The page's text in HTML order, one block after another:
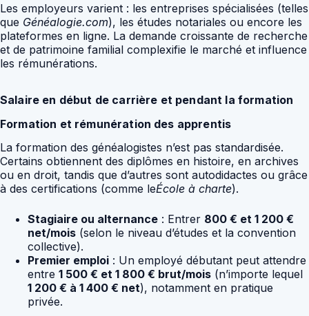
Les employeurs varient : les entreprises spécialisées (telles
que Généalogie.com), les études notariales ou encore les
plateformes en ligne. La demande croissante de recherche
et de patrimoine familial complexifie le marché et influence
les rémunérations.
Salaire en début de carrière et pendant la formation
Formation et rémunération des apprentis
La formation des généalogistes n’est pas standardisée.
Certains obtiennent des diplômes en histoire, en archives
ou en droit, tandis que d’autres sont autodidactes ou grâce
à des certifications (comme leÉcole à charte).
Stagiaire ou alternance : Entrer 800 € et 1 200 €
net/mois (selon le niveau d’études et la convention
collective).
Premier emploi : Un employé débutant peut attendre
entre 1 500 € et 1 800 € brut/mois (n’importe lequel
1 200 € à 1 400 € net), notamment en pratique
privée.